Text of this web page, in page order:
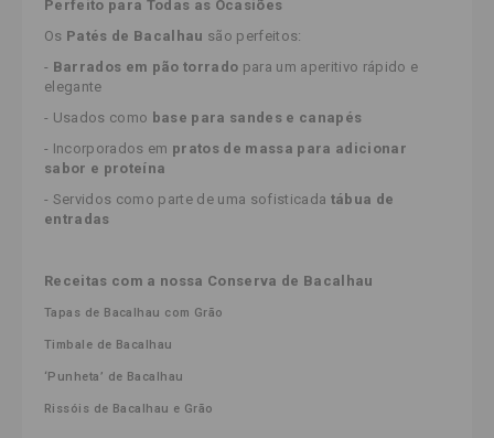
Perfeito para Todas as Ocasiões
Os Patés de Bacalhau são perfeitos:
- Barrados em pão torrado para um aperitivo rápido e
elegante
- Usados como base para sandes e canapés
- Incorporados em pratos de massa para adicionar
sabor e proteína
- Servidos como parte de uma sofisticada tábua de
entradas
Receitas com a nossa Conserva de Bacalhau
Tapas de Bacalhau com Grão
Timbale de Bacalhau
‘Punheta’ de Bacalhau
Rissóis de Bacalhau e Grão